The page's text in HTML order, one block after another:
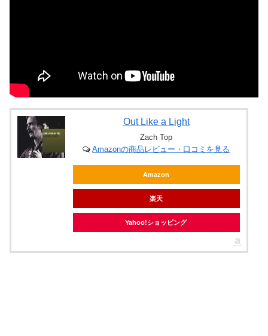
Out Like a Light
Zach Top
Amazonの商品レビュー・口コミを見る
Amazon
楽天
Yahoo!ショッピング